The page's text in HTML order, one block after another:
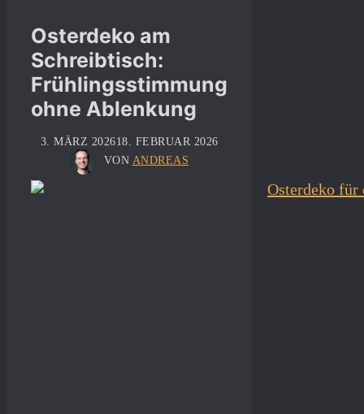
Osterdeko am
Schreibtisch:
Frühlingsstimmung
ohne Ablenkung
3. MÄRZ 202618. FEBRUAR 2026
VON ANDREAS